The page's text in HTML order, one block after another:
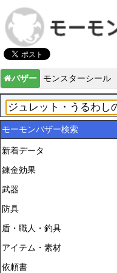
バザー モンスターシール
モーモンバザー検索
新着データ
錬金効果
武器
防具
盾・職人・釣具
アイテム・素材
依頼書